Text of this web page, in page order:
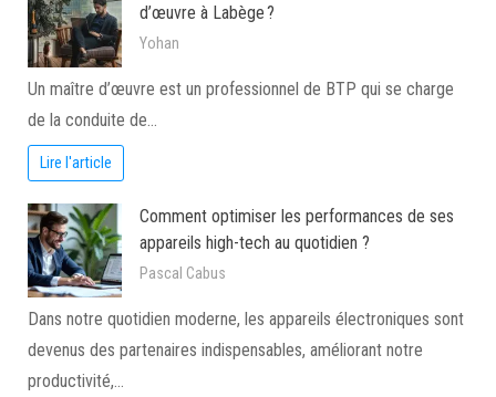
d’œuvre à Labège ?
Yohan
Un maître d’œuvre est un professionnel de BTP qui se charge
de la conduite de…
Lire l'article
Comment optimiser les performances de ses
appareils high-tech au quotidien ?
Pascal Cabus
Dans notre quotidien moderne, les appareils électroniques sont
devenus des partenaires indispensables, améliorant notre
productivité,…